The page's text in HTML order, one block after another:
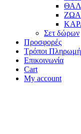
Σετ δώρων
Προσφορές
Τρόποι
Επικοινωνία
Cart
My account